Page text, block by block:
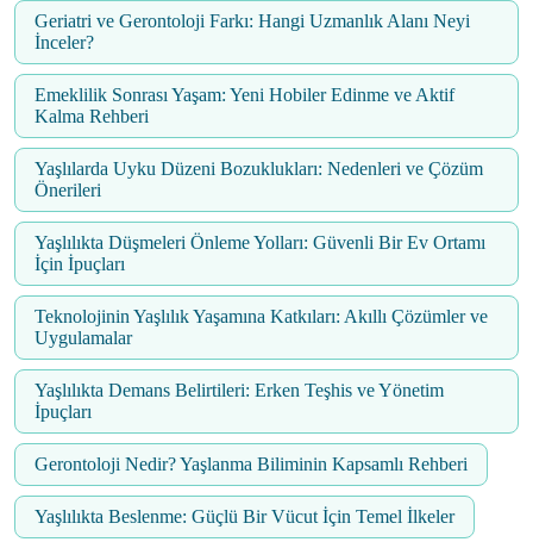
Geriatri ve Gerontoloji Farkı: Hangi Uzmanlık Alanı Neyi
İnceler?
Emeklilik Sonrası Yaşam: Yeni Hobiler Edinme ve Aktif
Kalma Rehberi
Yaşlılarda Uyku Düzeni Bozuklukları: Nedenleri ve Çözüm
Önerileri
Yaşlılıkta Düşmeleri Önleme Yolları: Güvenli Bir Ev Ortamı
İçin İpuçları
Teknolojinin Yaşlılık Yaşamına Katkıları: Akıllı Çözümler ve
Uygulamalar
Yaşlılıkta Demans Belirtileri: Erken Teşhis ve Yönetim
İpuçları
Gerontoloji Nedir? Yaşlanma Biliminin Kapsamlı Rehberi
Yaşlılıkta Beslenme: Güçlü Bir Vücut İçin Temel İlkeler